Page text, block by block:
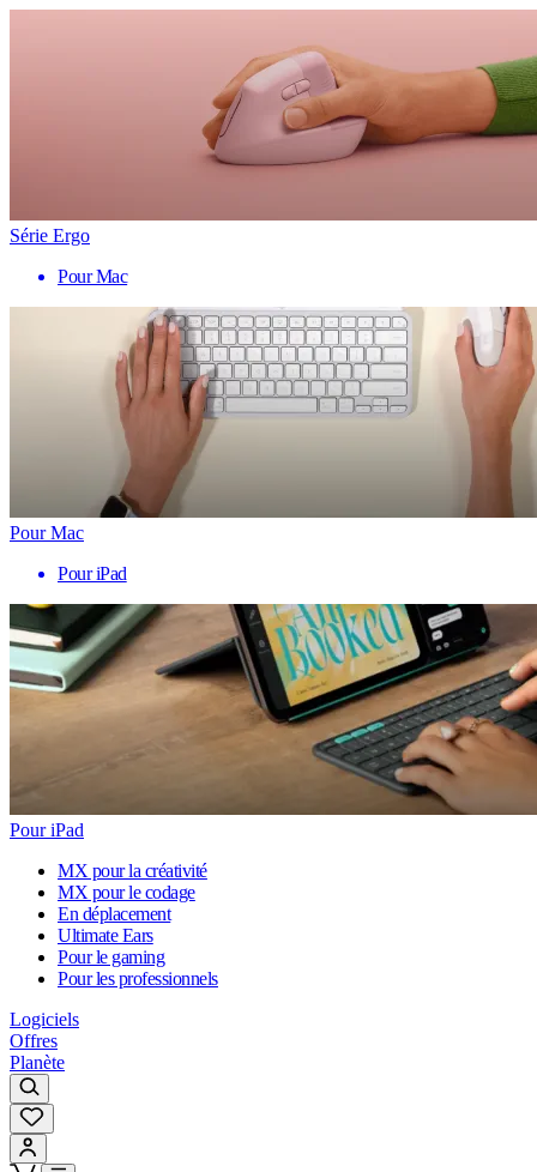
Série Ergo
Pour Mac
Pour Mac
Pour iPad
Pour iPad
MX pour la créativité
MX pour le codage
En déplacement
Ultimate Ears
Pour le gaming
Pour les professionnels
Logiciels
Offres
Planète